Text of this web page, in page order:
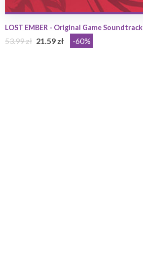
LOST EMBER - Original Game Soundtrack
53.99 zł 21.59 zł -60%